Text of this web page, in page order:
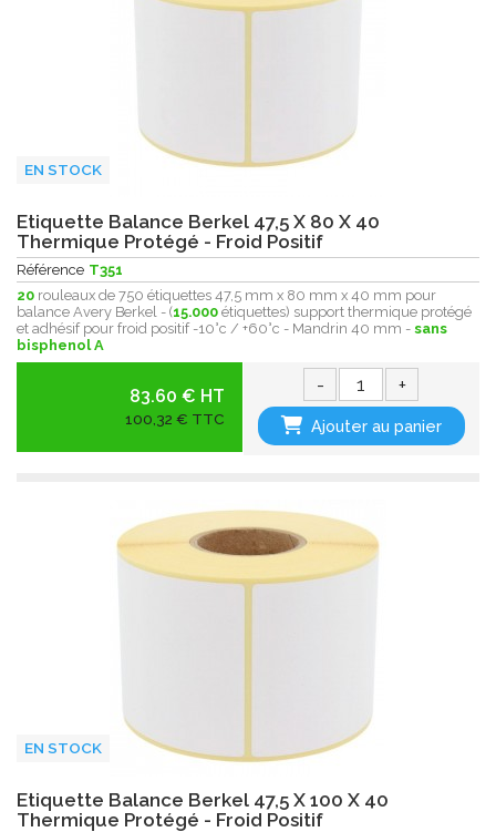
EN STOCK
Etiquette Balance Berkel 47,5 X 80 X 40
Thermique Protégé - Froid Positif
Référence T351
20 rouleaux de 750 étiquettes 47,5 mm x 80 mm x 40 mm pour
balance Avery Berkel - (15.000 étiquettes) support thermique protégé
et adhésif pour froid positif -10°c / +60°c - Mandrin 40 mm - sans
bisphenol A
83.60 € HT
100,32 € TTC
- +
Ajouter au panier
EN STOCK
Etiquette Balance Berkel 47,5 X 100 X 40
Thermique Protégé - Froid Positif